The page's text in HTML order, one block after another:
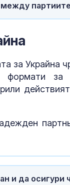
между
за Украйна
формати за
и да осигури